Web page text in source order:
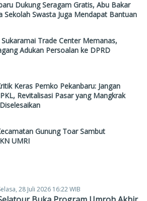
Dukung Seragam Gratis, Abu Bakar
Sekolah Swasta Juga Mendapat Bantuan
Trade Center Memanas,
Adukan Persoalan ke DPRD
Keras Pemko Pekanbaru: Jangan
Revitalisasi Pasar yang Mangkrak
Gunung Toar Sambut
UMRI
28 Juli 2026 16:22 WIB